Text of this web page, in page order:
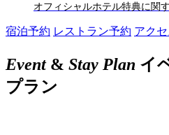
オフィシャルホテル特典に関
宿泊予約 レストラン予約 アクセ
Event& Stay Plan イ
プラン